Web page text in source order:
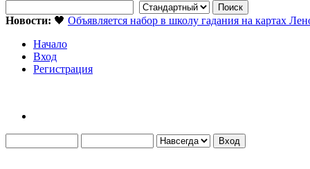
Новости: 🖤 Объявляется набор в школу гадания на картах
Начало
Вход
Регистрация